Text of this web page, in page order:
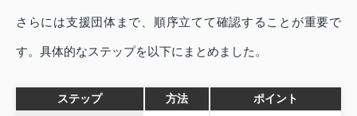
さらには支援団体まで、順序立てて確認することが重要で
す。具体的なステップを以下にまとめました。
ステップ 方法 ポイント